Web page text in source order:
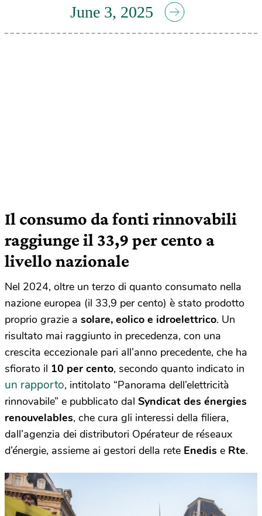
June 3, 2025
Il consumo da fonti rinnovabili
raggiunge il 33,9 per cento a
livello nazionale
Nel 2024, oltre un terzo di quanto consumato nella
nazione europea (il 33,9 per cento) è stato prodotto
proprio grazie a solare, eolico e idroelettrico. Un
risultato mai raggiunto in precedenza, con una
crescita eccezionale pari all’anno precedente, che ha
sfiorato il 10 per cento, secondo quanto indicato in
un rapporto, intitolato “Panorama dell’elettricità
rinnovabile” e pubblicato dal Syndicat des énergies
renouvelables, che cura gli interessi della filiera,
dall’agenzia dei distributori Opérateur de réseaux
d’énergie, assieme ai gestori della rete Enedis e Rte.